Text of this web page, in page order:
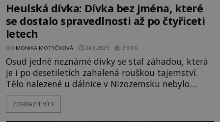
Heulská dívka: Dívka bez jména, které
se dostalo spravedlnosti až po čtyřiceti
letech
OD MONIKA MOTYČKOVÁ 24.8.2025 2.8TIS
Osud jedné neznámé dívky se stal záhadou, která
je i po desetiletích zahalená rouškou tajemství.
Tělo nalezené u dálnice v Nizozemsku nebylo
nikdy identifikováno. Co se stalo mladé dívce,
kterou někdo ubil a pohodil u silnice? A proč je
ZOBRAZIT VÍCE